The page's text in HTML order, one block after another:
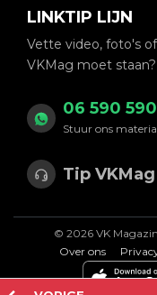
LINKTIP LIJN
Vette video, foto's
VKMag moet staan?
06 590
Stuur ons
Tip VKMag
© 2026 VK
Over ons